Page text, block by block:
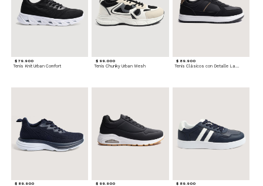
$ 79.900
Tenis Knit Urban Comfort
$ 99.000
Tenis Chunky Urban Mesh
$ 89.900
$ 89.900 $ 99.900 $ 89.900